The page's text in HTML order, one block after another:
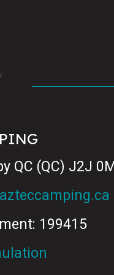
QC (QC) J2J
199415